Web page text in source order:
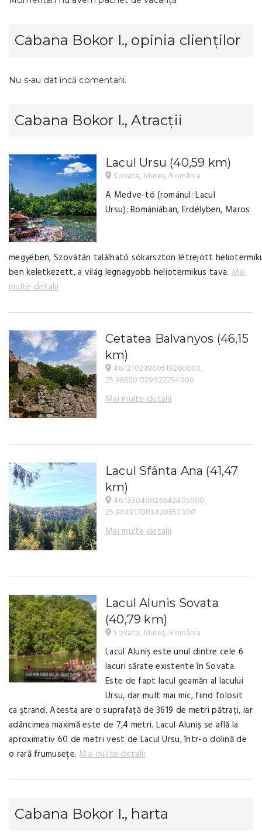
Cabana Bokor I., opinia clienților
Nu s-au dat încă comentarii.
Cabana Bokor I., Atracții
Lacul Ursu (40,59 km)
Sovata, Mureș, România
A Medve-tó (románul: Lacul
Ursu): Romániában, Erdélyben, Maros
megyében, Szovátán található sókarszton létrejött
ben keletkezett, a világ legnagyobb heliotermikus tava. Mai
multe detalii
Cetatea Balvanyos (46,15
km)
46.121023860519260000,
25.966801729822254000
Mai multe detalii
Lacul Sfânta Ana (41,47
km)
46.133040026642405000,
25.904917803430653000
Mai multe detalii
Lacul Alunis Sovata
(40,79 km)
Sovata, Mureș, România
Lacul Aluniș este unul dintre cele 6
lacuri sărate existente în Sovata.
Este de fapt lacul geamăn al lacului
Ursu, dar mult mai mic, fiind folosit
ca ștrand. Acesta are o suprafață de 3619 de metri pătrați, iar
adâncimea maximă este de 7,4 metri. Lacul Aluniș se află la
aproximativ 60 de metri vest de Lacul Ursu, într-o dolină de
o rară frumusețe.Mai multe detalii
Cabana Bokor I., harta